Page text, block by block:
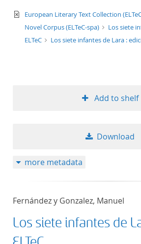
text/xml
European Literary Text Collection
Novel Corpus (ELTeC-spa)
Los siete
ELTeC
Los siete infantes de Lara :
Add to shelf
Download
more metadata
Fernández y Gonzalez, Manuel
Los siete infantes de